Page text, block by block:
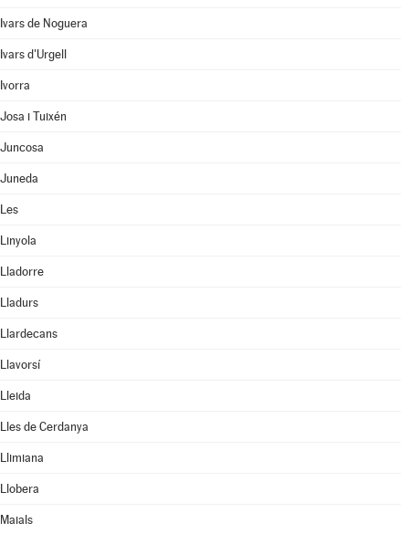
Ivars de Noguera
Ivars d'Urgell
Ivorra
Josa i Tuixén
Juncosa
Juneda
Les
Linyola
Lladorre
Lladurs
Llardecans
Llavorsí
Lleida
Lles de Cerdanya
Llimiana
Llobera
Maials